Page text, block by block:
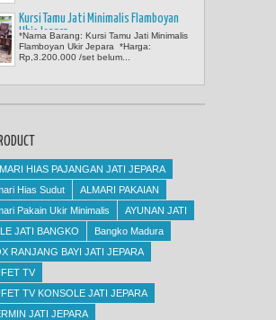
Kursi Tamu Jati Minimalis Flamboyan
Ukir Jepara
*Nama Barang: Kursi Tamu Jati Minimalis
Flamboyan Ukir Jepara *Harga:
Rp,3.200.000 /set belum...
HIAS PAJANGAN JATI JEPARA
Hias Sudut
ALMARI PAKAIAN
Pakain Ukir Minimalis
AYUNAN JATI
JATI BANGKO
Bangko Madura
RANJANG BAYI JATI JEPARA
TV
TV KONSOLE JATI JEPARA
JATI JEPARA